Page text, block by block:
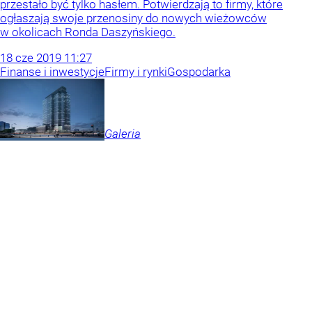
przestało być tylko hasłem. Potwierdzają to firmy, które
ogłaszają swoje przenosiny do nowych wieżowców
w okolicach Ronda Daszyńskiego.
18 cze 2019 11:27
Finanse i inwestycjeFirmy i rynkiGospodarka
Galeria